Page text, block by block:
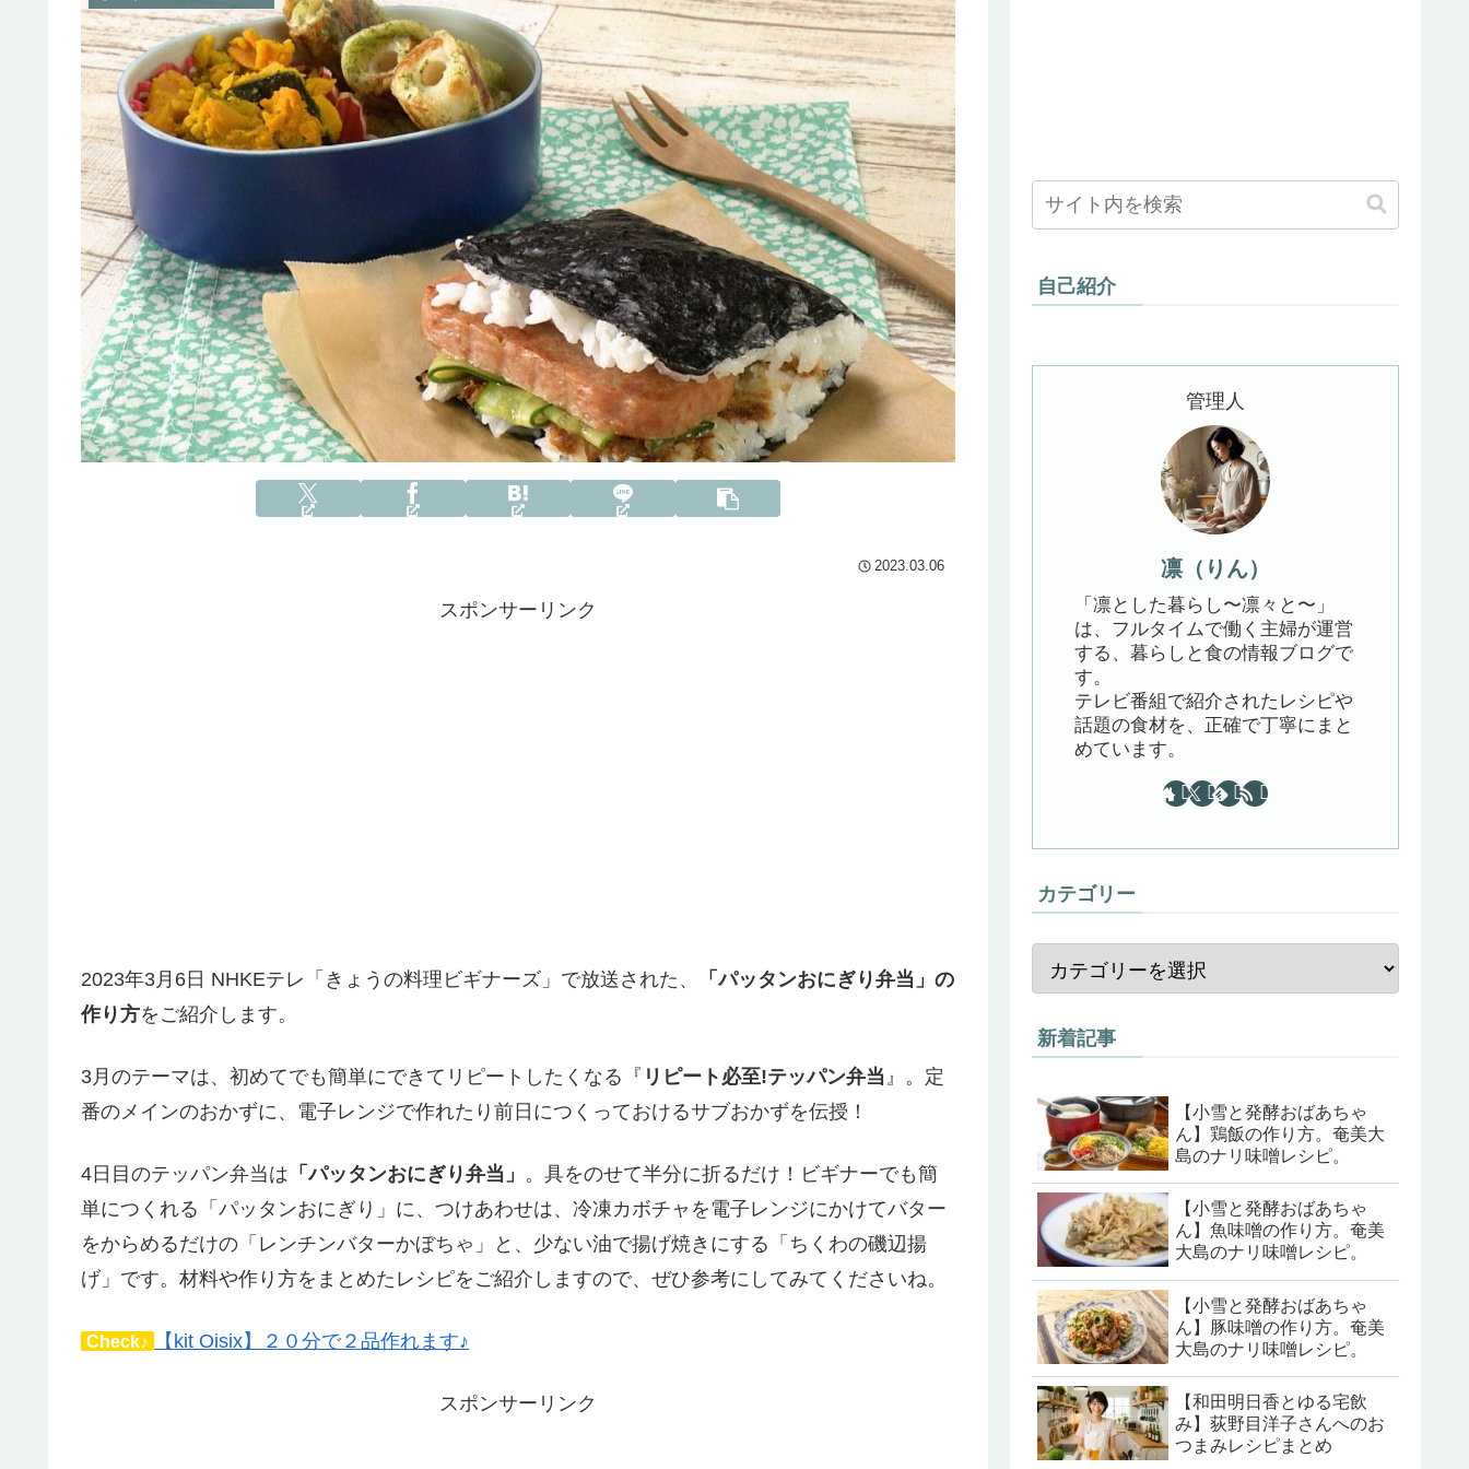
2023.03.06
スポンサーリンク
2023年3月6日 NHKEテレ「きょうの料理ビギナーズ」で放送された、
「パッタンおにぎり弁当」の
作り方をご紹介します。
3月のテーマは、初めてでも簡単にできてリピートしたくなる『 リピート必至!テッパン弁当 』。定
番のメインのおかずに、電子レンジで作れたり前日につくっておけるサブおかずを伝授！
4日目のテッパン弁当は 「パッタンおにぎり弁当」 。具をのせて半分に折るだけ！ビギナーでも簡
単につくれる「パッタンおにぎり」に、つけあわせは、冷凍カボチャを電子レンジにかけてバター
をからめるだけの「レンチンバターかぼちゃ」と、少ない油で揚げ焼きにする「ちくわの磯辺揚
げ」です。材料や作り方をまとめたレシピをご紹介しますので、ぜひ参考にしてみてくださいね。
Check♪ 【kit Oisix】２０分で２品作れます♪
スポンサーリンク
自己紹介
管理人
凛（りん）
「凛とした暮らし〜凛々と〜」
は、フルタイムで働く主婦が運営
する、暮らしと食の情報ブログで
す。
テレビ番組で紹介されたレシピや
話題の食材を、正確で丁寧にまと
めています。
カテゴリー
新着記事
【小雪と発酵おばあちゃ
ん】鶏飯の作り方。奄美大
島のナリ味噌レシピ。
【小雪と発酵おばあちゃ
ん】魚味噌の作り方。奄美
大島のナリ味噌レシピ。
【小雪と発酵おばあちゃ
ん】豚味噌の作り方。奄美
大島のナリ味噌レシピ。
【和田明日香とゆる宅飲
み】荻野目洋子さんへのお
つまみレシピまとめ